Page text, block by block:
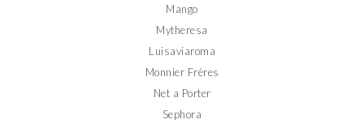
Mango
Mytheresa
Luisaviaroma
Monnier Frères
Net a Porter
Sephora